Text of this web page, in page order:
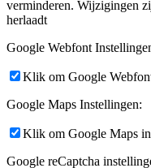
verminderen. Wijzigingen
herlaadt
Google Webfont
Klik om Google
Google Maps Instellingen:
Klik om Google Maps
Google reCaptcha